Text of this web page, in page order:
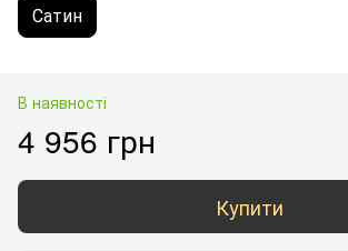
Сатин
В наявності
4 956 грн
Купити